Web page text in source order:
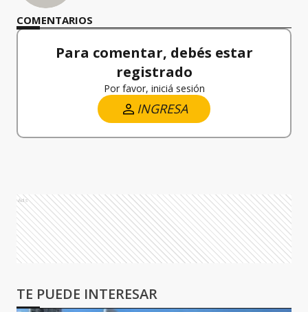
COMENTARIOS
Para comentar, debés estar
registrado
Por favor, iniciá sesión
INGRESA
Ads
TE PUEDE INTERESAR